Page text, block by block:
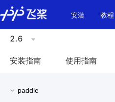
\u200E
安装
教程
2.6
安装指南 使用指南
paddle